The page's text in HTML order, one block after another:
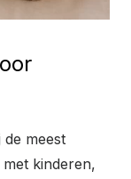
meest
kinderen,